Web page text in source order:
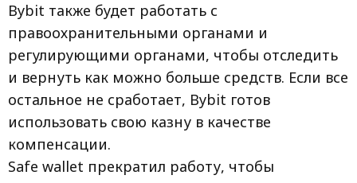
Bybit также будет работать с
правоохранительными органами и
регулирующими органами, чтобы отследить
и вернуть как можно больше средств. Если все
остальное не сработает, Bybit готов
использовать свою казну в качестве
компенсации.
Safe wallet прекратил работу, чтобы